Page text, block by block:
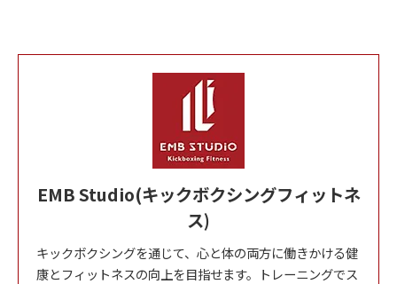
EMB Studio(キックボクシングフィットネ
ス)
キックボクシングを通じて、心と体の両方に働きかける健
康とフィットネスの向上を目指せます。トレーニングでス